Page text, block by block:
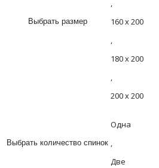
Выбрать размер
,
160 х 200
,
180 х 200
,
200 х 200
Выбрать количество спинок
Одна
,
Две